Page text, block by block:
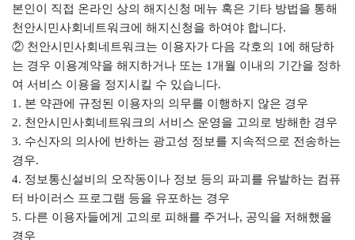
본인이 직접 온라인 상의 해지신청 메뉴 혹은 기타 방법을 통해
천안시민사회네트워크에 해지신청을 하여야 합니다.
② 천안시민사회네트워크는 이용자가 다음 각호의 1에 해당하
는 경우 이용계약을 해지하거나 또는 1개월 이내의 기간을 정하
여 서비스 이용을 정지시킬 수 있습니다.
1. 본 약관에 규정된 이용자의 의무를 이행하지 않은 경우
2. 천안시민사회네트워크의 서비스 운영을 고의로 방해한 경우
3. 수신자의 의사에 반하는 광고성 정보를 지속적으로 전송하는
경우.
4. 정보통신설비의 오작동이나 정보 등의 파괴를 유발하는 컴퓨
터 바이러스 프로그램 등을 유포하는 경우
5. 다른 이용자들에게 고의로 피해를 주거나, 공익을 저해했을
경우